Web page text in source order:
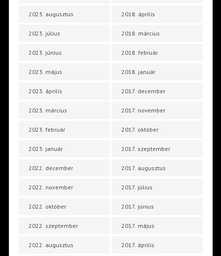
2023. augusztus
2023. július
2023. június
2023. május
2023. április
2023. március
2023. február
2023. január
2022. december
2022. november
2022. október
2022. szeptember
2022. augusztus
2018. április
2018. március
2018. február
2018. január
2017. december
2017. november
2017. október
2017. szeptember
2017. augusztus
2017. július
2017. június
2017. május
2017. április